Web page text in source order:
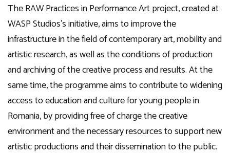
The RAW Practices in Performance Art project, created at
WASP Studios’s initiative, aims to improve the
infrastructure in the field of contemporary art, mobility and
artistic research, as well as the conditions of production
and archiving of the creative process and results. At the
same time, the programme aims to contribute to widening
access to education and culture for young people in
Romania, by providing free of charge the creative
environment and the necessary resources to support new
artistic productions and their dissemination to the public.